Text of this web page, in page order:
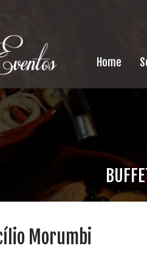
Home
Morumbi